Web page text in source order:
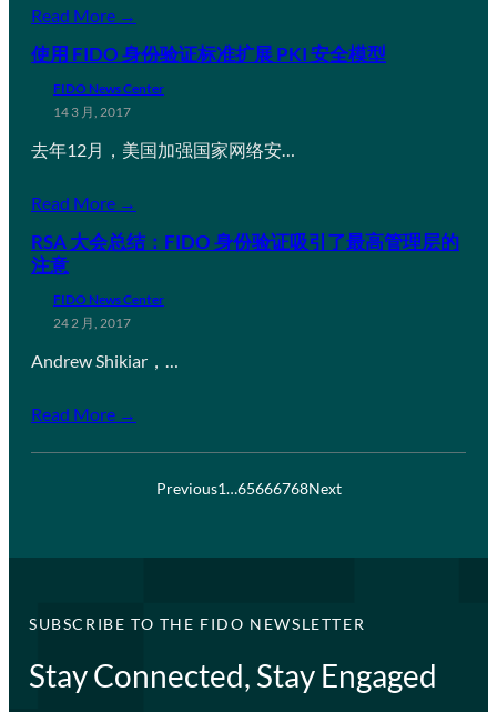
Read More →
使用 FIDO 身份验证标准扩展 PKI 安全模型
FIDO News Center
14 3 月, 2017
去年12月，美国加强国家网络安…
Read More →
RSA 大会总结：FIDO 身份验证吸引了最高管理层的
注意
FIDO News Center
24 2 月, 2017
Andrew Shikiar，…
Read More →
Previous1…65666768Next
SUBSCRIBE TO THE FIDO NEWSLETTER
Stay Connected, Stay Engaged